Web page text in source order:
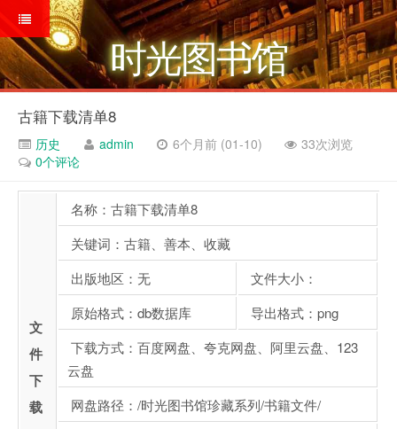
时光图书馆
古籍下载清单8
历史 admin 6个月前 (01-10)
33次浏览
0个评论
文
件
下
载
名称：古籍下载清单8
关键词：古籍、善本、收藏
出版地区：无
文件大小：
原始格式：db数据库
导出格式：png
下载方式：百度网盘、夸克网盘、阿里云盘、123
云盘
网盘路径：/时光图书馆珍藏系列/书籍文件/